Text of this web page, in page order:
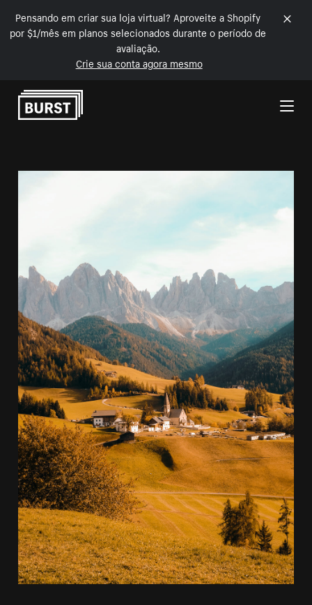
Pensando em criar sua loja virtual? Aproveite a Shopify
por $1/mês em planos selecionados durante o período de
avaliação.
Crie sua conta agora mesmo
Pular para o conteúdo